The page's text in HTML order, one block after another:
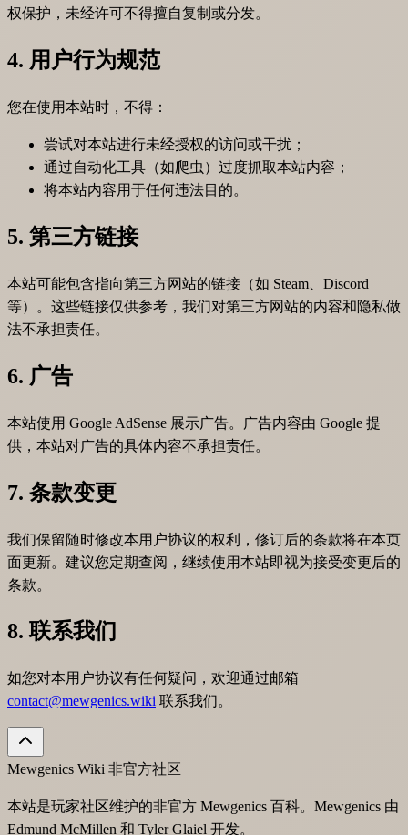
权保护，未经许可不得擅自复制或分发。
4. 用户行为规范
您在使用本站时，不得：
尝试对本站进行未经授权的访问或干扰；
通过自动化工具（如爬虫）过度抓取本站内容；
将本站内容用于任何违法目的。
5. 第三方链接
本站可能包含指向第三方网站的链接（如 Steam、Discord
等）。这些链接仅供参考，我们对第三方网站的内容和隐私做
法不承担责任。
6. 广告
本站使用 Google AdSense 展示广告。广告内容由 Google 提
供，本站对广告的具体内容不承担责任。
7. 条款变更
我们保留随时修改本用户协议的权利，修订后的条款将在本页
面更新。建议您定期查阅，继续使用本站即视为接受变更后的
条款。
8. 联系我们
如您对本用户协议有任何疑问，欢迎通过邮箱
contact@mewgenics.wiki 联系我们。
Mewgenics Wiki 非官方社区
本站是玩家社区维护的非官方 Mewgenics 百科。Mewgenics 由
Edmund McMillen 和 Tyler Glaiel 开发。